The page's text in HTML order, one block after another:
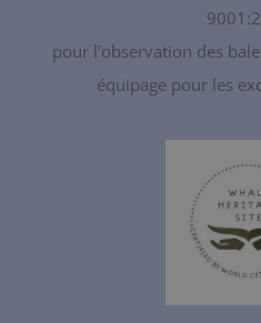
pour l’observation des
équipage pour les